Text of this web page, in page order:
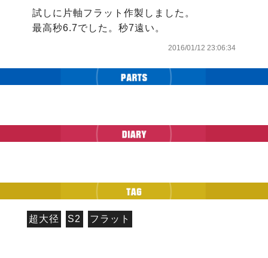
試しに片軸フラット作製しました。
最高秒6.7でした。秒7遠い。
2016/01/12 23:06:34
超大径 S2 フラット